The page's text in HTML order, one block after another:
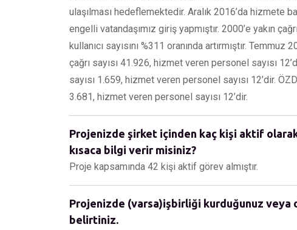
ulaşılması hedeflemektedir. Aralık 2016’da hizmete
engelli vatandaşımız giriş yapmıştır. 2000’e yakın
kullanıcı sayısını %311 oranında artırmıştır.
çağrı sayısı 41.926, hizmet veren personel sayısı
sayısı 1.659, hizmet veren personel sayısı 12’dir.
3.681, hizmet veren personel sayısı 12’dir.
Projenizde şirket içinden kaç kişi aktif
kısaca bilgi verir misiniz?
Proje kapsamında 42 kişi aktif görev almıştır.
Projenizde (varsa)işbirliği kurduğunuz veya
belirtiniz.